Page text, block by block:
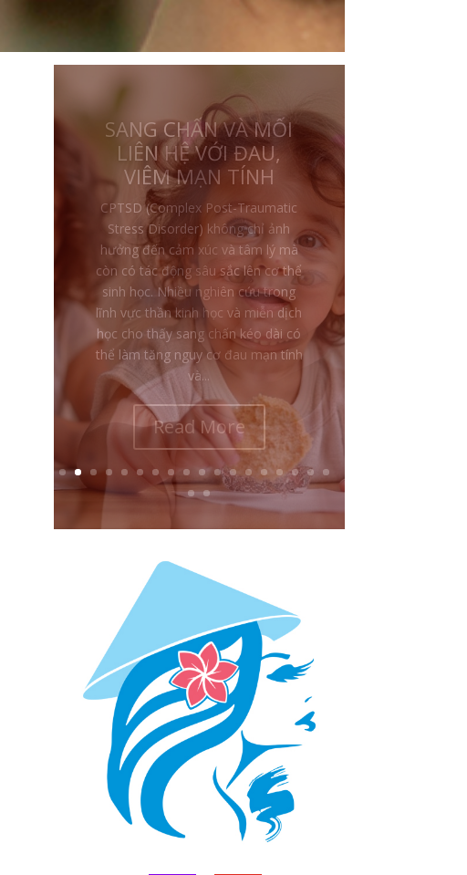
CHA MẸ CÀNG BẠO
HÀNH, ĐỨA TRẺ CÀNG
THƯƠNG VÀ BẢO VỆ
Một trong những điều khiến nhiều
người khó hiểu nhất trong sang
chấn thời thơ ấu là: tại sao một đứa
trẻ bị đánh đập, sỉ nhục hoặc làm
tổn thương lại vẫn yêu thương, bênh
vực và bảo vệ chính cha mẹ của
mình? Nhiều người nhìn từ bên
ngoài có thể nghĩ rằng đứa trẻ...
Read More